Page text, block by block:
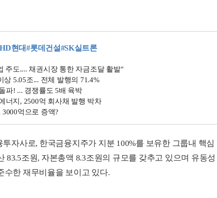
현대#롯데건설#SK실트론
주도.... 채권시장 통한 자금조달 활발"
5.05조... 전체 발행의 71.4%
파! ... 경쟁률도 5배 육박
너지, 2500억 회사채 발행 박차
억으로 증액?
자사로, 한국금융지주가 지분 100%를 보유한 그룹내 핵심
83.5조원, 자본총액 8.3조원의 규모를 갖추고 있으며 유동성
수한 재무비율을 보이고 있다.